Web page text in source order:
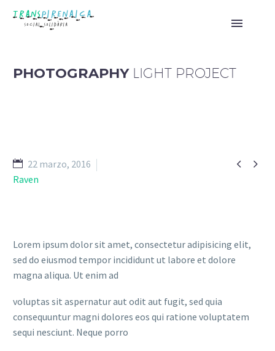
PHOTOGRAPHY LIGHT PROJECT
 
22 marzo, 2016
Raven
Lorem ipsum dolor sit amet, consectetur adipisicing elit,
sed do eiusmod tempor incididunt ut labore et dolore
magna aliqua. Ut enim ad
voluptas sit aspernatur aut odit aut fugit, sed quia
consequuntur magni dolores eos qui ratione voluptatem
sequi nesciunt. Neque porro